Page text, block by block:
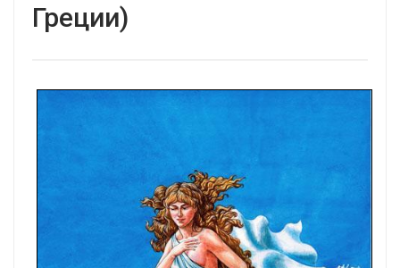
Греции)